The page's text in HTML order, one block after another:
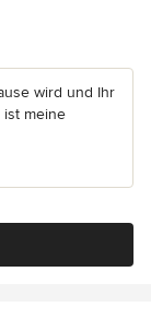
wird und Ihr
ist meine